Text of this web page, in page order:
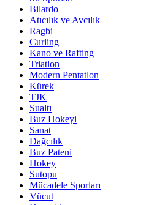
Bilardo
Atıcılık ve Avcılık
Ragbi
Curling
Kano ve Rafting
Triatlon
Modern Pentatlon
Kürek
TJK
Sualtı
Buz Hokeyi
Sanat
Dağcılık
Buz Pateni
Hokey
Sutopu
Mücadele Sporları
Vücut